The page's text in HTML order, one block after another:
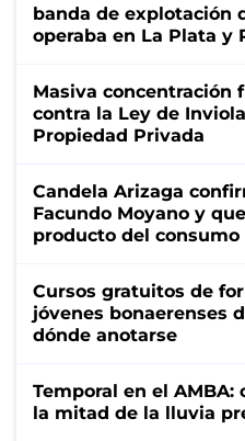
banda de explotación
operaba en La Plata y
Masiva concentración
contra la Ley de
Propiedad Privada
Candela Arizaga
Facundo Moyano y
producto del consumo
Cursos gratuitos de
jóvenes bonaerenses
dónde anotarse
Temporal en el AMBA:
la mitad de la lluvia